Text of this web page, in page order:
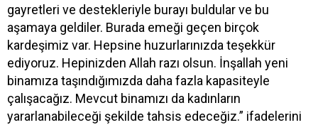
gayretleri ve destekleriyle burayı buldular ve bu
aşamaya geldiler. Burada emeği geçen birçok
kardeşimiz var. Hepsine huzurlarınızda teşekkür
ediyoruz. Hepinizden Allah razı olsun. İnşallah yeni
binamıza taşındığımızda daha fazla kapasiteyle
çalışacağız. Mevcut binamızı da kadınların
yararlanabileceği şekilde tahsis edeceğiz.” ifadelerini